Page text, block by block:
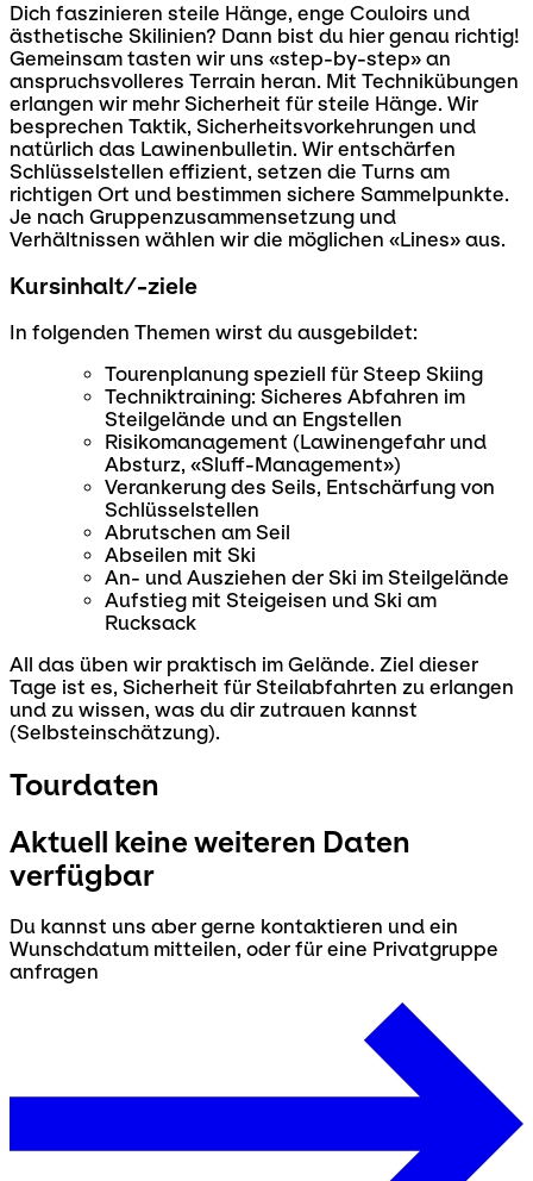
Dich faszinieren steile Hänge, enge Couloirs und
ästhetische Skilinien? Dann bist du hier genau richtig!
Gemeinsam tasten wir uns «step-by-step» an
anspruchsvolleres Terrain heran. Mit Technikübungen
erlangen wir mehr Sicherheit für steile Hänge. Wir
besprechen Taktik, Sicherheitsvorkehrungen und
natürlich das Lawinenbulletin. Wir entschärfen
Schlüsselstellen effizient, setzen die Turns am
richtigen Ort und bestimmen sichere Sammelpunkte.
Je nach Gruppenzusammensetzung und
Verhältnissen wählen wir die möglichen «Lines» aus.
Kursinhalt/-ziele
In folgenden Themen wirst du ausgebildet:
Tourenplanung speziell für Steep Skiing
Techniktraining: Sicheres Abfahren im
Steilgelände und an Engstellen
Risikomanagement (Lawinengefahr und
Absturz, «Sluff-Management»)
Verankerung des Seils, Entschärfung von
Schlüsselstellen
Abrutschen am Seil
Abseilen mit Ski
An- und Ausziehen der Ski im Steilgelände
Aufstieg mit Steigeisen und Ski am
Rucksack
All das üben wir praktisch im Gelände. Ziel dieser
Tage ist es, Sicherheit für Steilabfahrten zu erlangen
und zu wissen, was du dir zutrauen kannst
(Selbsteinschätzung).
Tourdaten
Aktuell keine weiteren Daten
verfügbar
Du kannst uns aber gerne kontaktieren und ein
Wunschdatum mitteilen, oder für eine Privatgruppe
anfragen